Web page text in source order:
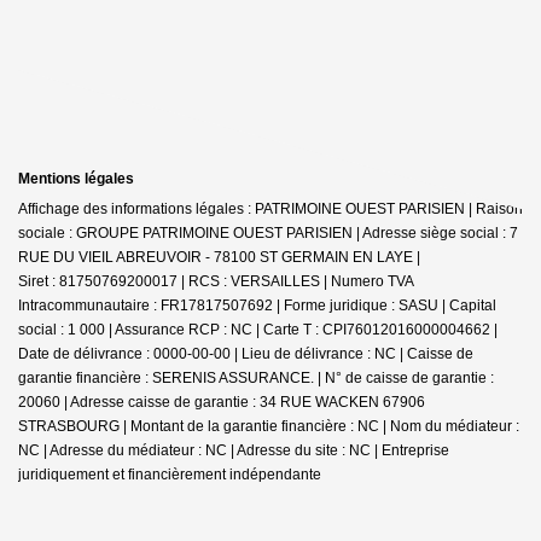
Mentions légales
Affichage des informations légales : PATRIMOINE OUEST PARISIEN | Raison
sociale : GROUPE PATRIMOINE OUEST PARISIEN | Adresse siège social : 7
RUE DU VIEIL ABREUVOIR - 78100 ST GERMAIN EN LAYE |
Siret : 81750769200017 | RCS : VERSAILLES | Numero TVA
Intracommunautaire : FR17817507692 | Forme juridique : SASU | Capital
social : 1 000 | Assurance RCP : NC | Carte T : CPI76012016000004662 |
Date de délivrance : 0000-00-00 | Lieu de délivrance : NC | Caisse de
garantie financière : SERENIS ASSURANCE. | N° de caisse de garantie :
20060 | Adresse caisse de garantie : 34 RUE WACKEN 67906
STRASBOURG | Montant de la garantie financière : NC | Nom du médiateur :
NC | Adresse du médiateur : NC | Adresse du site : NC | Entreprise
juridiquement et financièrement indépendante